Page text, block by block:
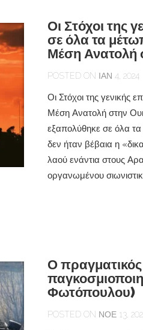
Οι Στόχοι της
σε όλα τα
Μέση Ανατολή
POSTED ON ΙΑΝ 4, 2024
Οι Στόχοι της γενικής
Μέση Ανατολή στην
εξαπολύθηκε σε όλα
δεν ήταν βέβαια η
λαού ενάντια στους
οργανωμένου
Ο
Φωτόπουλου)
POSTED ON ΝΟΈ 13,